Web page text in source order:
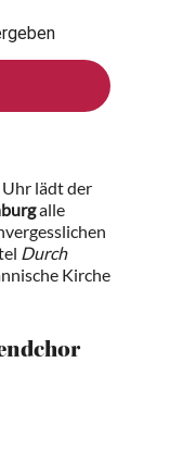
lädt der
alle
Durch
Kirche